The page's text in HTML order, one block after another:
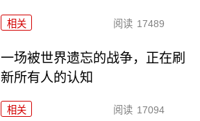
相关 阅读 17489
一场被世界遗忘的战争，正在刷
新所有人的认知
相关 阅读 17094